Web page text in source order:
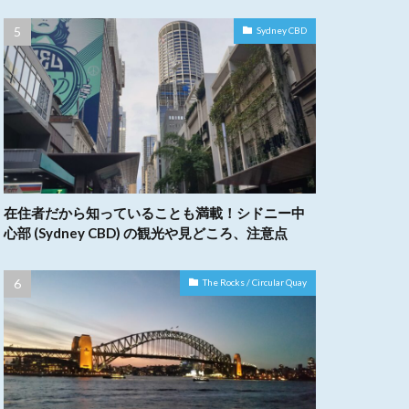
Sydney CBD
在住者だから知っていることも満載！シドニー中
心部 (Sydney CBD) の観光や見どころ、注意点
The Rocks / Circular Quay